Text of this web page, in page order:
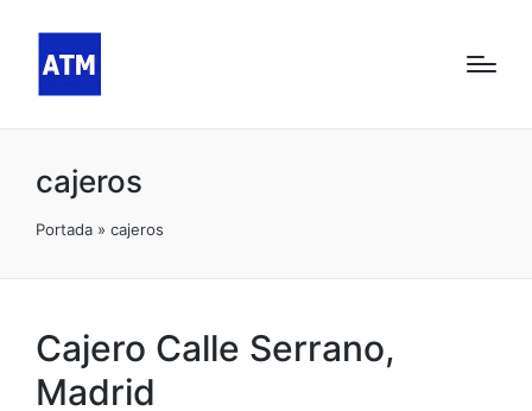
cajeros
Portada » cajeros
Cajero Calle Serrano,
Madrid